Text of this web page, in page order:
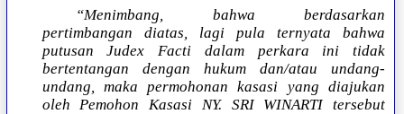
“Menimbang, bahwa berdasarkan
pertimbangan diatas, lagi pula ternyata bahwa
putusan Judex Facti dalam perkara ini tidak
bertentangan dengan hukum dan/atau undang-
undang, maka permohonan kasasi yang diajukan
oleh Pemohon Kasasi NY. SRI WINARTI tersebut